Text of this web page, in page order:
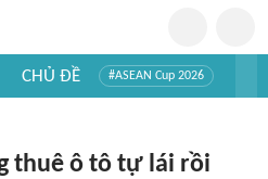
CHỦ ĐỀ #ASEAN Cup 2026
thuê ô tô tự lái rồi